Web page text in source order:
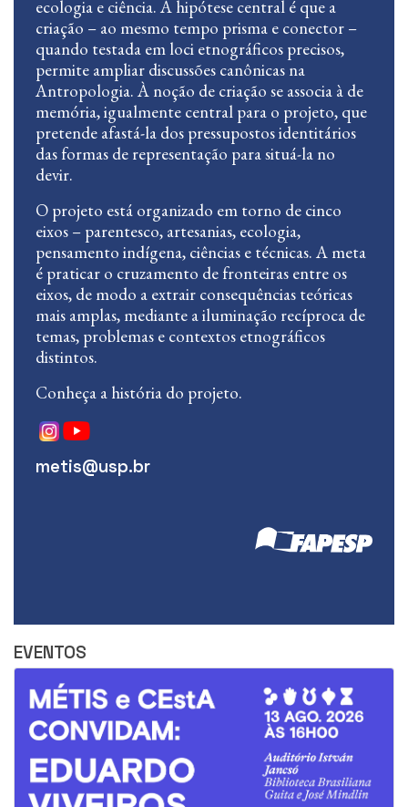
ecologia e ciência. A hipótese central é que a
criação – ao mesmo tempo prisma e conector –
quando testada em loci etnográficos precisos,
permite ampliar discussões canônicas na
Antropologia. À noção de criação se associa à de
memória, igualmente central para o projeto, que
pretende afastá-la dos pressupostos identitários
das formas de representação para situá-la no
devir.
O projeto está organizado em torno de cinco
eixos – parentesco, artesanias, ecologia,
pensamento indígena, ciências e técnicas. A meta
é praticar o cruzamento de fronteiras entre os
eixos, de modo a extrair consequências teóricas
mais amplas, mediante a iluminação recíproca de
temas, problemas e contextos etnográficos
distintos.
Conheça a história do projeto.
metis@usp.br
EVENTOS